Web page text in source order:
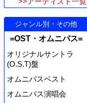
ジャンル別・その他
=OST・オムニバス=
オリジナルサントラ
(O.S.T)盤
オムニバスベスト
オムニバス演唱会